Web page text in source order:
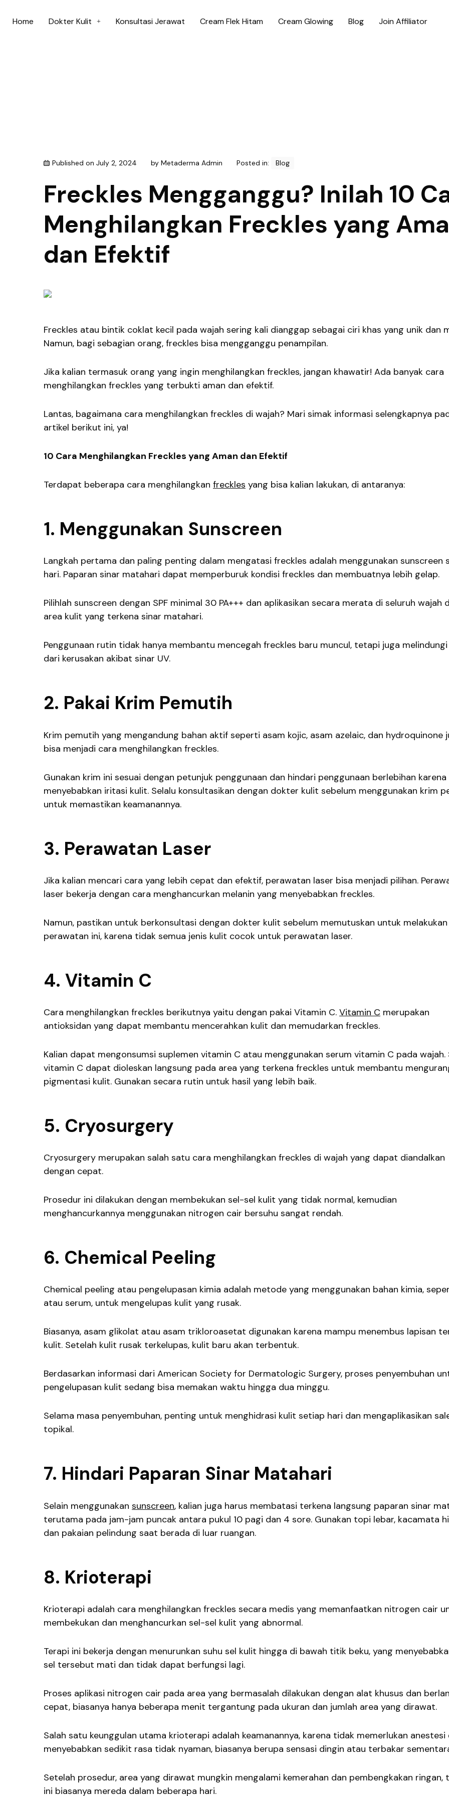
Home Dokter Kulit Konsultasi Jerawat Cream Flek Hitam Cream Glowing Blog Join Affiliator
Published on July 2, 2024 by Metaderma Admin Posted in: Blog
Freckles Mengganggu? Inilah 10
Menghilangkan Freckles yang
dan Efektif
Freckles atau bintik coklat kecil pada wajah sering kali dianggap sebagai ciri khas yang unik dan
Namun, bagi sebagian orang, freckles bisa mengganggu penampilan.
Jika kalian termasuk orang yang ingin menghilangkan freckles, jangan khawatir! Ada banyak cara
menghilangkan freckles yang terbukti aman dan efektif.
Lantas, bagaimana cara menghilangkan freckles di wajah? Mari simak informasi selengkapnya
artikel berikut ini, ya!
10 Cara Menghilangkan Freckles yang Aman dan Efektif
Terdapat beberapa cara menghilangkan freckles yang bisa kalian lakukan, di antaranya:
1. Menggunakan Sunscreen
Langkah pertama dan paling penting dalam mengatasi freckles adalah menggunakan sunscreen
hari. Paparan sinar matahari dapat memperburuk kondisi freckles dan membuatnya lebih gelap.
Pilihlah sunscreen dengan SPF minimal 30 PA+++ dan aplikasikan secara merata di seluruh wajah
area kulit yang terkena sinar matahari.
Penggunaan rutin tidak hanya membantu mencegah freckles baru muncul, tetapi juga
dari kerusakan akibat sinar UV.
2. Pakai Krim Pemutih
Krim pemutih yang mengandung bahan aktif seperti asam kojic, asam azelaic, dan hydroquinone
bisa menjadi cara menghilangkan freckles.
Gunakan krim ini sesuai dengan petunjuk penggunaan dan hindari penggunaan berlebihan
menyebabkan iritasi kulit. Selalu konsultasikan dengan dokter kulit sebelum menggunakan krim
untuk memastikan keamanannya.
3. Perawatan Laser
Jika kalian mencari cara yang lebih cepat dan efektif, perawatan laser bisa menjadi pilihan.
laser bekerja dengan cara menghancurkan melanin yang menyebabkan freckles.
Namun, pastikan untuk berkonsultasi dengan dokter kulit sebelum memutuskan untuk melakukan
perawatan ini, karena tidak semua jenis kulit cocok untuk perawatan laser.
4. Vitamin C
Cara menghilangkan freckles berikutnya yaitu dengan pakai Vitamin C. Vitamin C merupakan
antioksidan yang dapat membantu mencerahkan kulit dan memudarkan freckles.
Kalian dapat mengonsumsi suplemen vitamin C atau menggunakan serum vitamin C pada wajah.
vitamin C dapat dioleskan langsung pada area yang terkena freckles untuk membantu
pigmentasi kulit. Gunakan secara rutin untuk hasil yang lebih baik.
5. Cryosurgery
Cryosurgery merupakan salah satu cara menghilangkan freckles di wajah yang dapat diandalkan
dengan cepat.
Prosedur ini dilakukan dengan membekukan sel-sel kulit yang tidak normal, kemudian
menghancurkannya menggunakan nitrogen cair bersuhu sangat rendah.
6. Chemical Peeling
Chemical peeling atau pengelupasan kimia adalah metode yang menggunakan bahan kimia,
atau serum, untuk mengelupas kulit yang rusak.
Biasanya, asam glikolat atau asam trikloroasetat digunakan karena mampu menembus lapisan
kulit. Setelah kulit rusak terkelupas, kulit baru akan terbentuk.
Berdasarkan informasi dari American Society for Dermatologic Surgery, proses penyembuhan
pengelupasan kulit sedang bisa memakan waktu hingga dua minggu.
Selama masa penyembuhan, penting untuk menghidrasi kulit setiap hari dan mengaplikasikan
topikal.
7. Hindari Paparan Sinar Matahari
Selain menggunakan sunscreen, kalian juga harus membatasi terkena langsung paparan sinar
terutama pada jam-jam puncak antara pukul 10 pagi dan 4 sore. Gunakan topi lebar, kacamata
dan pakaian pelindung saat berada di luar ruangan.
8. Krioterapi
Krioterapi adalah cara menghilangkan freckles secara medis yang memanfaatkan nitrogen cair
membekukan dan menghancurkan sel-sel kulit yang abnormal.
Terapi ini bekerja dengan menurunkan suhu sel kulit hingga di bawah titik beku, yang
sel tersebut mati dan tidak dapat berfungsi lagi.
Proses aplikasi nitrogen cair pada area yang bermasalah dilakukan dengan alat khusus dan
cepat, biasanya hanya beberapa menit tergantung pada ukuran dan jumlah area yang dirawat.
Salah satu keunggulan utama krioterapi adalah keamanannya, karena tidak memerlukan anestesi
menyebabkan sedikit rasa tidak nyaman, biasanya berupa sensasi dingin atau terbakar
Setelah prosedur, area yang dirawat mungkin mengalami kemerahan dan pembengkakan ringan,
ini biasanya mereda dalam beberapa hari.